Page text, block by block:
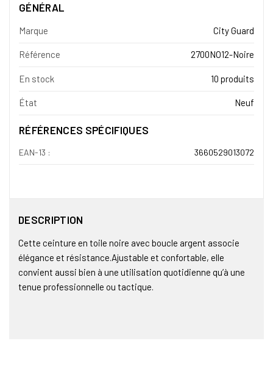
GÉNÉRAL
Marque City Guard
Référence 2700NO12-Noire
En stock 10 produits
État Neuf
RÉFÉRENCES SPÉCIFIQUES
EAN-13 : 3660529013072
DESCRIPTION
Cette ceinture en toile noire avec boucle argent associe
élégance et résistance.Ajustable et confortable, elle
convient aussi bien à une utilisation quotidienne qu’à une
tenue professionnelle ou tactique.